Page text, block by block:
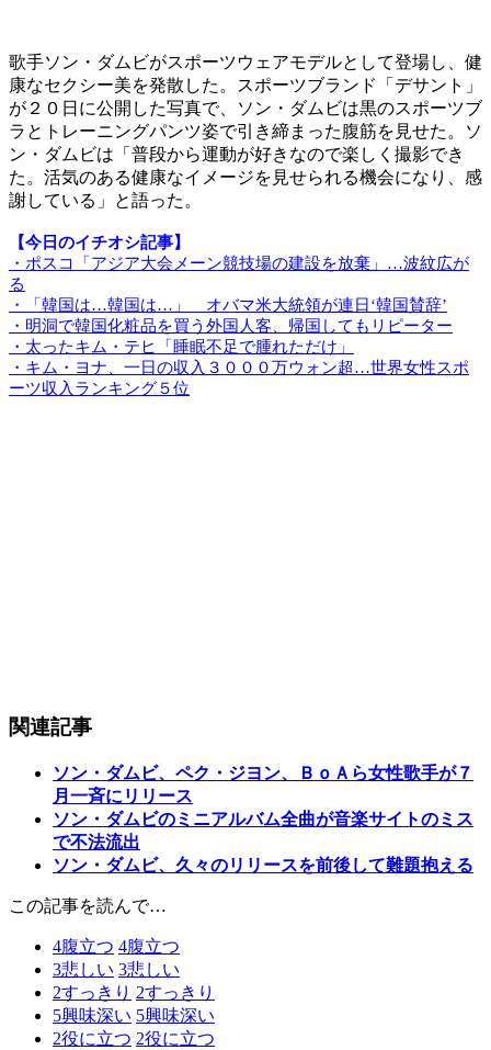
歌手ソン・ダムビがスポーツウェアモデルとして登場し、健
康なセクシー美を発散した。スポーツブランド「デサント」
が２０日に公開した写真で、ソン・ダムビは黒のスポーツブ
ラとトレーニングパンツ姿で引き締まった腹筋を見せた。ソ
ン・ダムビは「普段から運動が好きなので楽しく撮影でき
た。活気のある健康なイメージを見せられる機会になり、感
謝している」と語った。
【今日のイチオシ記事】
・ポスコ「アジア大会メーン競技場の建設を放棄」…波紋広が
る
・「韓国は…韓国は…」 オバマ米大統領が連日‘韓国賛辞’
・明洞で韓国化粧品を買う外国人客、帰国してもリピーター
・太ったキム・テヒ「睡眠不足で腫れただけ」
・キム・ヨナ、一日の収入３０００万ウォン超…世界女性スポ
ーツ収入ランキング５位
関連記事
ソン・ダムビ、ペク・ジヨン、ＢｏＡら女性歌手が７
月一斉にリリース
ソン・ダムビのミニアルバム全曲が音楽サイトのミス
で不法流出
ソン・ダムビ、久々のリリースを前後して難題抱える
この記事を読んで…
4腹立つ 4腹立つ
3悲しい 3悲しい
2すっきり 2すっきり
5興味深い 5興味深い
2役に立つ 2役に立つ